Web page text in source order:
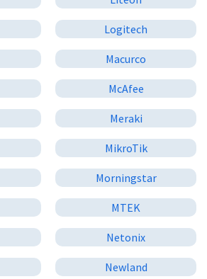
Logitech
Macurco
McAfee
Meraki
MikroTik
Morningstar
MTEK
Netonix
Newland